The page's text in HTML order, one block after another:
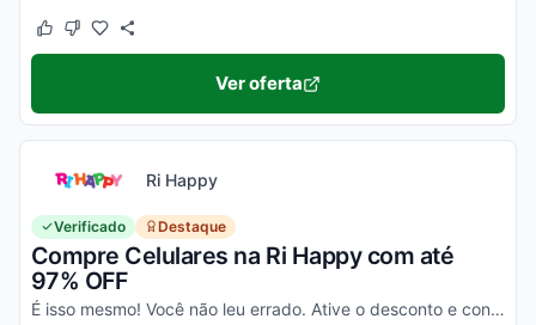
Este cupom funcionou
Este cupom não funcionou
Ver oferta
Ri Happy
Verificado Destaque
Compre Celulares na Ri Happy com até
97% OFF
É isso mesmo! Você não leu errado. Ative o desconto e confira essa novidade!